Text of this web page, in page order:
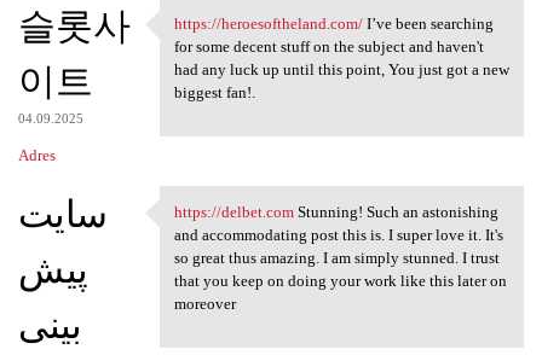
슬롯사
이트
04.09.2025
Adres
https://heroesoftheland.com/
https://heroesoftheland.com/I’ve been searching
for some decent stuff on the subject and haven't
had any luck up until this point, You just got a new
biggest fan!.
سایت
پیش
بینی
https://delbet.com Stunning!
https://delbet.comStunning! Such an astonishing
and accommodating post this is. I super love it. It's
so great thus amazing. I am simply stunned. I trust
that you keep on doing your work like this later on
moreover